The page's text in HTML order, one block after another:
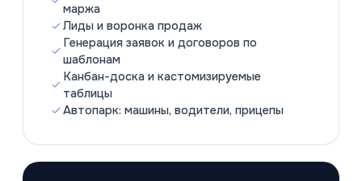
маржа
Лиды и воронка продаж
Генерация заявок и договоров по
шаблонам
Канбан-доска и кастомизируемые
таблицы
Автопарк: машины, водители, прицепы